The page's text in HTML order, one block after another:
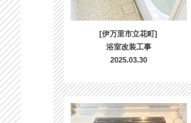
[伊万里市立花町]
浴室改装工事
2025.03.30